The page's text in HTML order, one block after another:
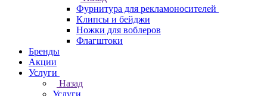
Фурнитура для рекламоносителей
Клипсы и бeйджи
Ножки для воблеров
Флагштоки
Бренды
Акции
Услуги
Назад
Услуги